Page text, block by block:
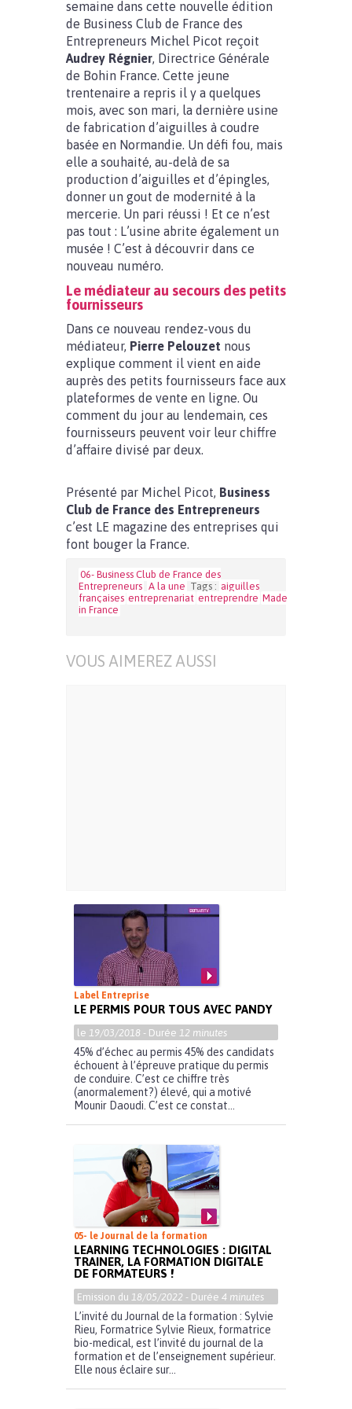
semaine dans cette nouvelle édition
de Business Club de France des
Entrepreneurs Michel Picot reçoit
Audrey Régnier, Directrice Générale
de Bohin France. Cette jeune
trentenaire a repris il y a quelques
mois, avec son mari, la dernière usine
de fabrication d’aiguilles à coudre
basée en Normandie. Un défi fou, mais
elle a souhaité, au-delà de sa
production d’aiguilles et d’épingles,
donner un gout de modernité à la
mercerie. Un pari réussi ! Et ce n’est
pas tout : L’usine abrite également un
musée ! C’est à découvrir dans ce
nouveau numéro.
Le médiateur au secours des petits
fournisseurs
Dans ce nouveau rendez-vous du
médiateur, Pierre Pelouzet nous
explique comment il vient en aide
auprès des petits fournisseurs face aux
plateformes de vente en ligne. Ou
comment du jour au lendemain, ces
fournisseurs peuvent voir leur chiffre
d’affaire divisé par deux.
Présenté par Michel Picot, Business
Club de France des Entrepreneurs
c’est LE magazine des entreprises qui
font bouger la France.
06- Business Club de France des
Entrepreneurs A la une Tags : aiguilles
françaises entreprenariat entreprendre Made
in France
VOUS AIMEREZ AUSSI
Label Entreprise
LE PERMIS POUR TOUS AVEC PANDY
le 19/03/2018 - Durée 12 minutes
45% d’échec au permis 45% des candidats
échouent à l’épreuve pratique du permis
de conduire. C’est ce chiffre très
(anormalement?) élevé, qui a motivé
Mounir Daoudi. C’est ce constat...
05- le Journal de la formation
LEARNING TECHNOLOGIES : DIGITAL
TRAINER, LA FORMATION DIGITALE
DE FORMATEURS !
Emission du 18/05/2022 - Durée 4 minutes
L’invité du Journal de la formation : Sylvie
Rieu, Formatrice Sylvie Rieux, formatrice
bio-medical, est l’invité du journal de la
formation et de l’enseignement supérieur.
Elle nous éclaire sur...